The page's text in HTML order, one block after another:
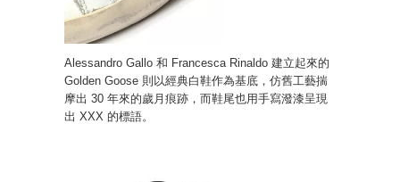
Alessandro Gallo 和 Francesca Rinaldo 建立起來的
Golden Goose 則以經典白鞋作為基底，仿舊工藝揣
摩出 30 年來的歲月痕跡，而鞋尾也用手寫潑漆呈現
出 XXX 的標語。